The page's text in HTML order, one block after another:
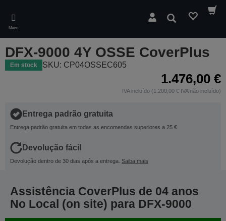
main
content
Menu
Pesquisar
DFX-9000 4Y OSSE CoverPlus
Em stock SKU: CP04OSSEC605
1.476,00 €
IVA incluído (1.200,00 € IVA não incluído)
Entrega padrão gratuita
Entrega padrão gratuita em todas as encomendas superiores a 25 €
Devolução fácil
Devolução dentro de 30 dias após a entrega. Saiba mais
Assistência CoverPlus de 04 anos
No Local (on site) para DFX-9000